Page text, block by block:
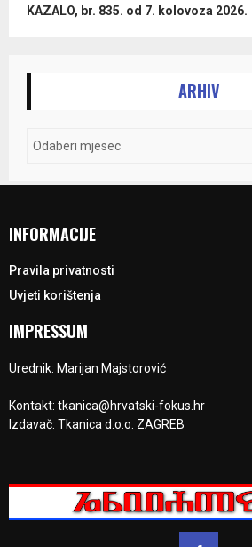
KAZALO, br. 835. od 7. kolovoza 2026.
ARHIV
INFORMACIJE
Pravila privatnosti
Uvjeti korištenja
IMPRESSUM
Urednik: Marijan Majstorović
Kontakt: tkanica@hrvatski-fokus.hr
Izdavač: Tkanica d.o.o. ZAGREB